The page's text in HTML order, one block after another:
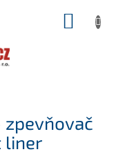
liner